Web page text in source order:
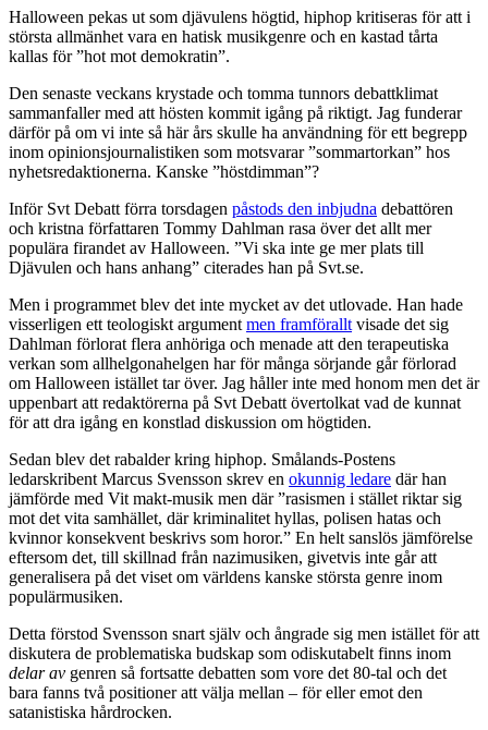
Halloween pekas ut som djävulens högtid, hiphop kritiseras för att i
största allmänhet vara en hatisk musikgenre och en kastad tårta
kallas för ”hot mot demokratin”.
Den senaste veckans krystade och tomma tunnors debattklimat
sammanfaller med att hösten kommit igång på riktigt. Jag funderar
därför på om vi inte så här års skulle ha användning för ett begrepp
inom opinionsjournalistiken som motsvarar ”sommartorkan” hos
nyhetsredaktionerna. Kanske ”höstdimman”?
Inför Svt Debatt förra torsdagen påstods den inbjudna debattören
och kristna författaren Tommy Dahlman rasa över det allt mer
populära firandet av Halloween. ”Vi ska inte ge mer plats till
Djävulen och hans anhang” citerades han på Svt.se.
Men i programmet blev det inte mycket av det utlovade. Han hade
visserligen ett teologiskt argument men framförallt visade det sig
Dahlman förlorat flera anhöriga och menade att den terapeutiska
verkan som allhelgonahelgen har för många sörjande går förlorad
om Halloween istället tar över. Jag håller inte med honom men det är
uppenbart att redaktörerna på Svt Debatt övertolkat vad de kunnat
för att dra igång en konstlad diskussion om högtiden.
Sedan blev det rabalder kring hiphop. Smålands-Postens
ledarskribent Marcus Svensson skrev en okunnig ledare där han
jämförde med Vit makt-musik men där ”rasismen i stället riktar sig
mot det vita samhället, där kriminalitet hyllas, polisen hatas och
kvinnor konsekvent beskrivs som horor.” En helt sanslös jämförelse
eftersom det, till skillnad från nazimusiken, givetvis inte går att
generalisera på det viset om världens kanske största genre inom
populärmusiken.
Detta förstod Svensson snart själv och ångrade sig men istället för att
diskutera de problematiska budskap som odiskutabelt finns inom
delar av genren så fortsatte debatten som vore det 80-tal och det
bara fanns två positioner att välja mellan – för eller emot den
satanistiska hårdrocken.